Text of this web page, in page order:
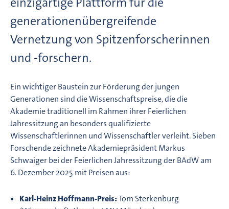
generationenübergreifende
Vernetzung von Spitzenforscherinnen
und -forschern.
Ein wichtiger Baustein zur Förderung der jungen
Generationen sind die Wissenschaftspreise, die die
Akademie traditionell im Rahmen ihrer Feierlichen
Jahressitzung an besonders qualifizierte
Wissenschaftlerinnen und Wissenschaftler verleiht. Sieben
Forschende zeichnete Akademiepräsident Markus
Schwaiger bei der Feierlichen Jahressitzung der BAdW am
6. Dezember 2025 mit Preisen aus:
Karl-Heinz Hoffmann-Preis:Tom Sterkenburg